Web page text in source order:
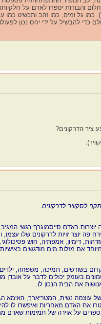
והבורות יספרו לאדם על
גל ומים, כמו זהב ותכשיט כמו
כדי להבשיל על ידי יחס נכון
ציר הדרקונים?
לסקוויר לדרקונים.
יוצרות באדם סייסמוגרף רגשי
פה יוצר זויות לדרקונים שלו
דימיון, אמפתיה, חוש
אם מזלות מים מודגשים
קדום בשורשים, תמיכה, משפחה,
בעומק יכולים לדבר על אובדן
את הבית הנכון לו.
של עוצמה נשית, המטריארך, האימא
את האדם מאחריות ואיפשרו לו
על אוירה של תמימות שאדם